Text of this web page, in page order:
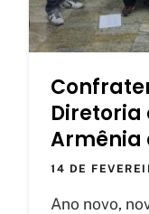
Armênia
14 DE
Ano novo,